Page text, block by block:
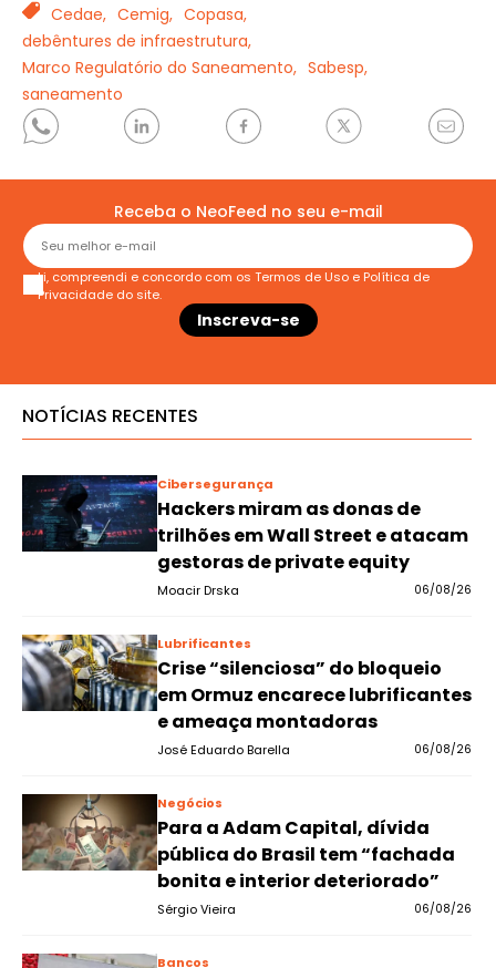
TAGSCedae, Cemig, Copasa,
debêntures de infraestrutura,
Marco Regulatório do Saneamento, Sabesp,
saneamento
Receba o NeoFeed no seu e-mail
Li, compreendi e concordo com os Termos de Uso e Política de
Privacidade do site.
NOTÍCIAS RECENTES
Cibersegurança
Hackers miram as donas de
trilhões em Wall Street e atacam
gestoras de private equity
Moacir Drska 06/08/26
Lubrificantes
Crise “silenciosa” do bloqueio
em Ormuz encarece lubrificantes
e ameaça montadoras
José Eduardo Barella 06/08/26
Negócios
Para a Adam Capital, dívida
pública do Brasil tem “fachada
bonita e interior deteriorado”
Sérgio Vieira 06/08/26
Bancos